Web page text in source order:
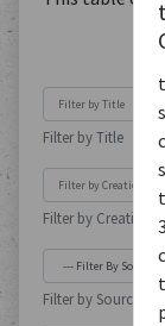
Filter by Title
Filter by Creation
Filter by Source Type